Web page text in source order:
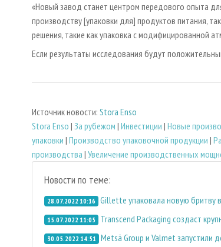
«Новый завод станет центром передового опыта
производству [упаковки для] продуктов питания,
решения, такие как упаковка с модифицированной
Если результаты исследования будут
Источник новости: Stora Enso
Stora Enso | За рубежом | Инвестиции | Новые
упаковки | Производство упаковочной продукции |
производства | Увеличение производственных
Новости по теме:
28.07.2022 10:16 Gillette упаковала новую бритву
15.07.2022 11:05 Transcend Packaging создаст
30.05.2022 14:51 Metsä Group и Valmet запустили